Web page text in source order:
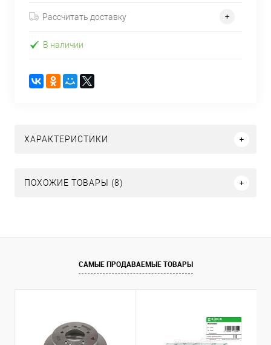
Рассчитать доставку
В наличии
ХАРАКТЕРИСТИКИ
ПОХОЖИЕ ТОВАРЫ (8)
САМЫЕ ПРОДАВАЕМЫЕ ТОВАРЫ